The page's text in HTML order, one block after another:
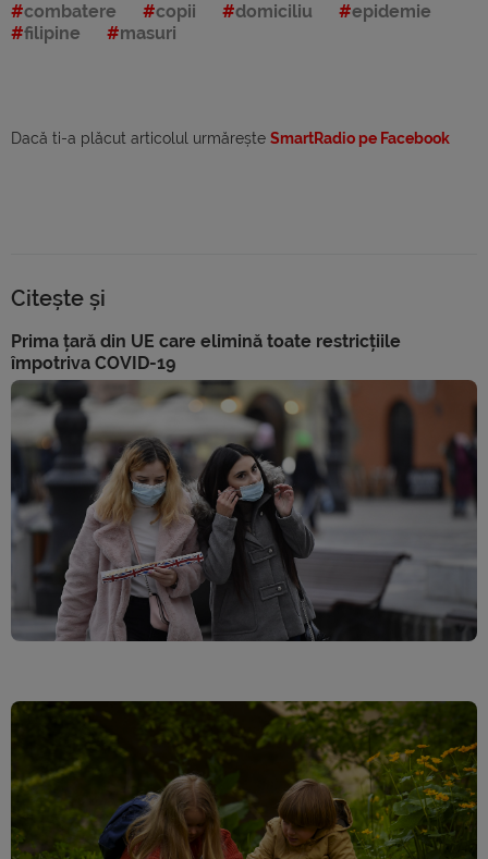
combatere copii domiciliu
epidemie
filipine
masuri
Dacă ti-a plăcut articolul urmărește SmartRadio pe Facebook
Citește și
Prima țară din UE care elimină toate restricțiile
împotriva COVID-19